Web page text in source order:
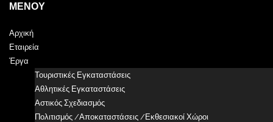
ΜΕΝΟΎ
Αρχική
Εταιρεία
Έργα
Τουριστικές Εγκαταστάσεις
Αθλητικές Εγκαταστάσεις
Αστικός Σχεδιασμός
Πολιτισμός /Αποκαταστάσεις /Εκθεσιακοί Χώροι